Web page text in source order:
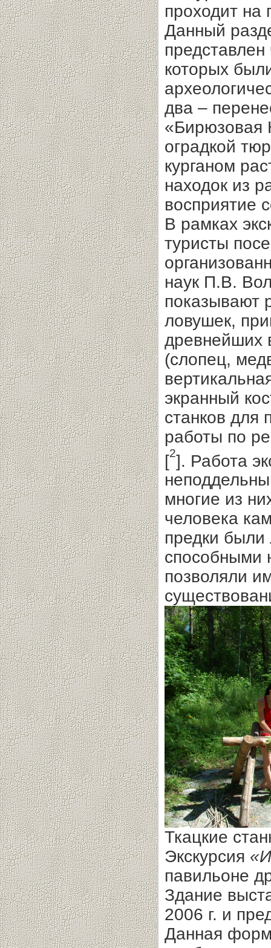
проходит на
Данный
которых
два –
«Бирюзовая
оградкой
курганом
находок из
восприятие
В рамках
туристы
наук П.В.
показывают
ловушек,
древнейших
(слопец,
экранный
станков для
работы по
[2]. Работа
многие из
человека
предки
способными
позволяли
Ткацкие
Экскурсия
павильоне
Здание
2006 г. и
Данная